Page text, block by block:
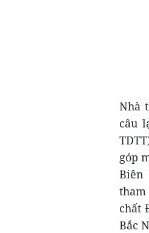
Nhà
câu
góp
Biên
tham
chất
Bắc